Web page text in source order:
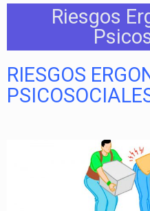
Riesgos
RIESGOS